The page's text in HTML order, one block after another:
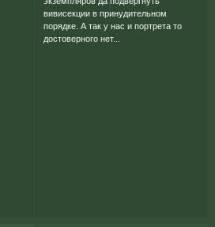
вивисекции в принудительном
порядке. А так у нас и портрета то
достоверного нет...